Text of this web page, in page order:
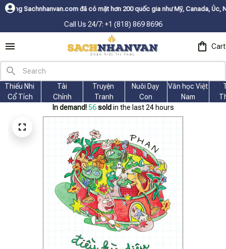
đã có mặt hơn 200 quốc gia như Mỹ, Canada, Úc, Nhật, Hàn, và các
Call Us 24/7: +1 (818) 869 8696
Cart
Thiếu Nhi
Cổ Tích
Tài
Chính
Truyện
Tranh
Nuôi Dạy
Con
Văn học Việt
Nam
In demand! 56 sold in the last 24 hours